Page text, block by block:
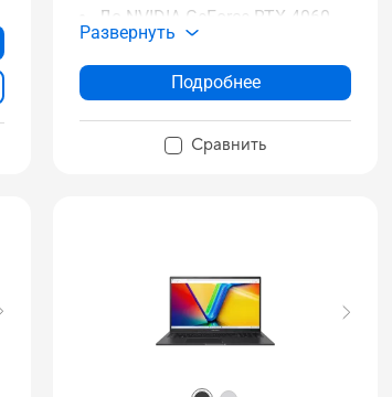
До NVIDIA GeForce RTX 4060
Дисплейный мультиплексор
16'' NanoEdge-дисплей до 3,2K
120 Гц OLED
До 32 ГБ памяти
Развернуть
Подробнее
Сравнить